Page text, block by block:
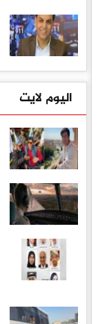
اليوم لايت